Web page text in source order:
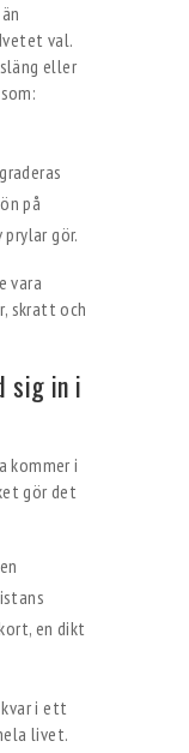
val.
eller
på
gör.
vara
skratt och
sig in i
kommer i
gör det
en dikt
i ett
livet.